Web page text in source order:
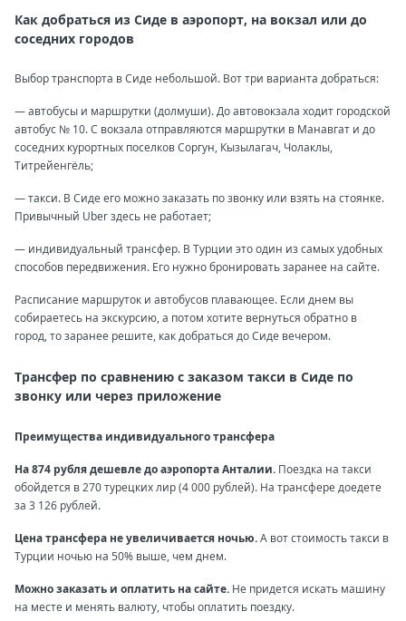
Как добраться из Сиде в аэропорт, на вокзал или до
соседних городов
Выбор транспорта в Сиде небольшой. Вот три варианта добраться:
— автобусы и маршрутки (долмуши). До автовокзала ходит городской
автобус № 10. С вокзала отправляются маршрутки в Манавгат и до
соседних курортных поселков Соргун, Кызылагач, Чолаклы,
Титрейенгёль;
— такси. В Сиде его можно заказать по звонку или взять на стоянке.
Привычный Uber здесь не работает;
— индивидуальный трансфер. В Турции это один из самых удобных
способов передвижения. Его нужно бронировать заранее на сайте.
Расписание маршруток и автобусов плавающее. Если днем вы
собираетесь на экскурсию, а потом хотите вернуться обратно в
город, то заранее решите, как добраться до Сиде вечером.
Трансфер по сравнению с заказом такси в Сиде по
звонку или через приложение
Преимущества индивидуального трансфера
На 874 рубля дешевле до аэропорта Анталии. Поездка на такси
обойдется в 270 турецких лир (4 000 рублей). На трансфере доедете
за 3 126 рублей.
Цена трансфера не увеличивается ночью.А вот стоимость такси в
Турции ночью на 50% выше, чем днем.
Можно заказать и оплатить на сайте. Не придется искать машину
на месте и менять валюту, чтобы оплатить поездку.